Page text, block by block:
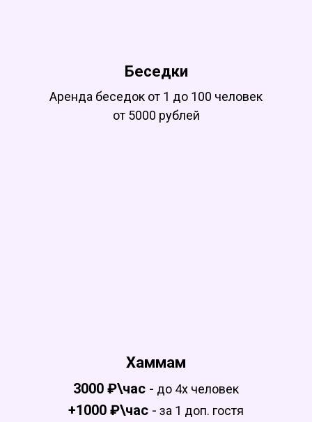
Беседки
Аренда беседок от 1 до 100 человек
от 5000 рублей
Хаммам
3000 ₽\час - до 4х человек
+1000 ₽\час - за 1 доп. гостя